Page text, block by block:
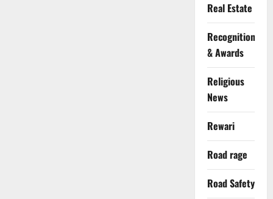
Real Estate
Recognition
& Awards
Religious
News
Rewari
Road rage
Road Safety